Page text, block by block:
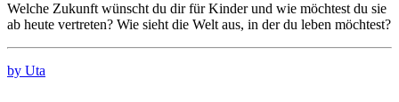
Welche Zukunft wünscht du dir für Kinder und wie möchtest du sie
ab heute vertreten? Wie sieht die Welt aus, in der du leben möchtest?
by Uta